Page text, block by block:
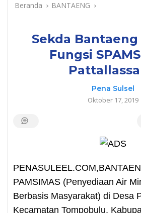
Beranda BANTAENG
Sekda
Fungsi
Pena Sulsel
Oktober 17, 2019
PAMSIMAS (Penyediaan Air
Berbasis Masyarakat) di Desa
Kecamatan Tompobulu,